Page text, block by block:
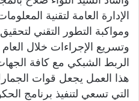
ن
ي
الإدارة العامة لتقنية
ومواكبة التطور التقني
الربط الشبكي مع كافة
هذا العمل يجعل قوات
التي تسعي لتنفيذ برنامج